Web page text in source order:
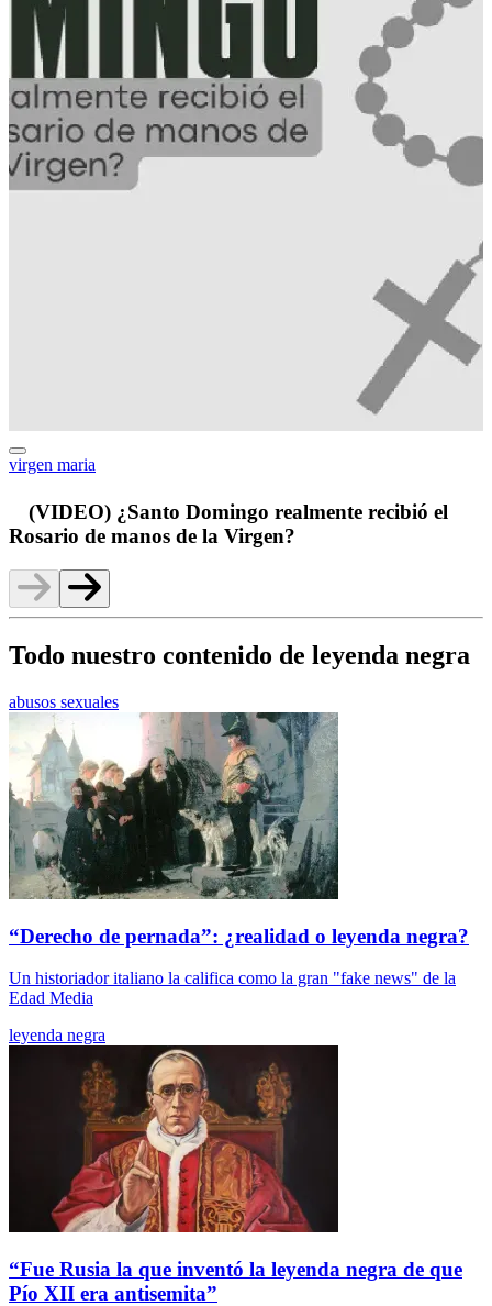
virgen maria
(VIDEO) ¿Santo Domingo realmente recibió el
Rosario de manos de la Virgen?
Todo nuestro contenido de leyenda negra
abusos sexuales
“Derecho de pernada”: ¿realidad o leyenda negra?
Un historiador italiano la califica como la gran "fake news" de la
Edad Media
leyenda negra
“Fue Rusia la que inventó la leyenda negra de que
Pío XII era antisemita”